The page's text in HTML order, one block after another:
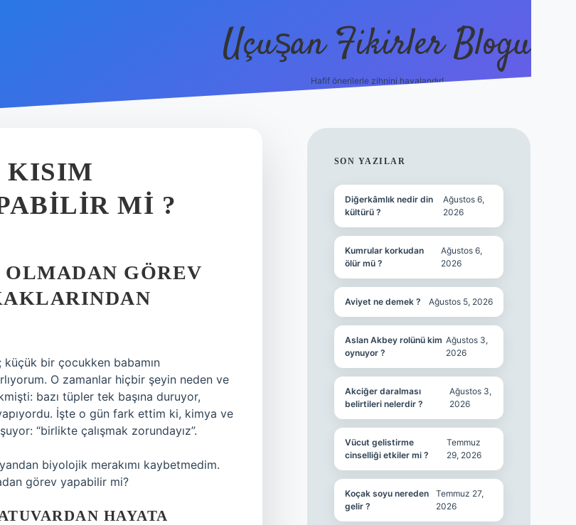
Uçuşan Fikirler Blogu
Hafif önerilerle zihnini havalandır!
KISIM
MI ?
GÖREV
küçük bir çocukken babamın
O zamanlar hiçbir şeyin neden ve
bazı tüpler tek başına duruyor,
İşte o gün fark ettim ki, kimya ve
“birlikte çalışmak zorundayız”.
biyolojik merakımı kaybetmedim.
görev yapabilir mi?
HAYATA
SIDEBAR
SON YAZILAR
Diğerkâmlık nedir din
kültürü ?
Ağustos 6,
2026
Kumrular korkudan
ölür mü ?
Ağustos 6,
2026
Aviyet ne demek ? Ağustos 5, 2026
Aslan Akbey rolünü kim
oynuyor ?
Ağustos 3,
2026
Akciğer daralması
belirtileri nelerdir ?
Ağustos 3,
2026
Vücut gelistirme
cinselliği etkiler mi ?
Temmuz
29, 2026
Koçak soyu nereden
gelir ?
Temmuz 27,
2026
hiltonbet güncel giriş